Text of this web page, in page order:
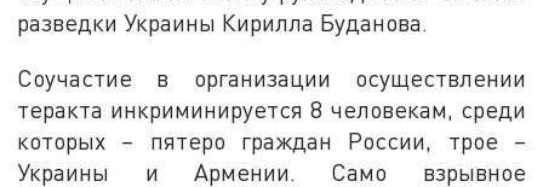
разведки Украины Кирилла Буданова.
Соучастие в организации осуществлении
теракта инкриминируется 8 человекам, среди
которых – пятеро граждан России, трое –
Украины и Армении. Само взрывное